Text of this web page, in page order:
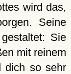
wird das,
Seine
Sie
mit reinem
dich so sehr